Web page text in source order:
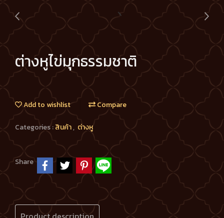
ต่างหูไข่มุกธรรมชาติ
Add to wishlist Compare
Categories :สินค้า, ต่างหู
Share